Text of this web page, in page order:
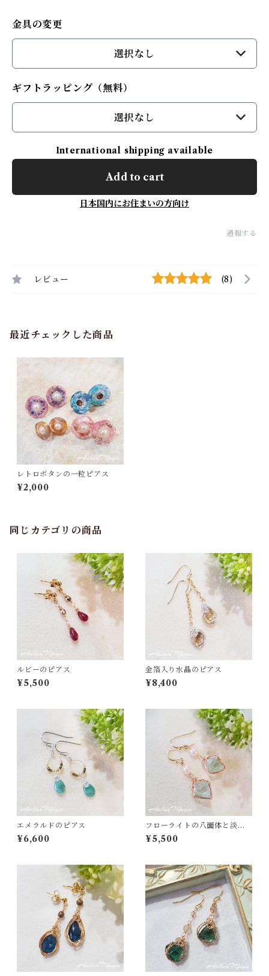
金具の変更
選択なし
ギフトラッピング（無料）
選択なし
International shipping available
Add to cart
日本国内にお住まいの方向け
通報する
レビュー (8)
最近チェックした商品
レトロボタンの一粒ピアス
¥2,000
同じカテゴリの商品
ルビーのピアス
¥5,500
金箔入り水晶のピアス
¥8,400
エメラルドのピアス
¥6,600
フローライトの八面体と淡水
パールのピアス
¥5,500